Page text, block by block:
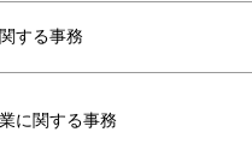
する事務
に関する事務